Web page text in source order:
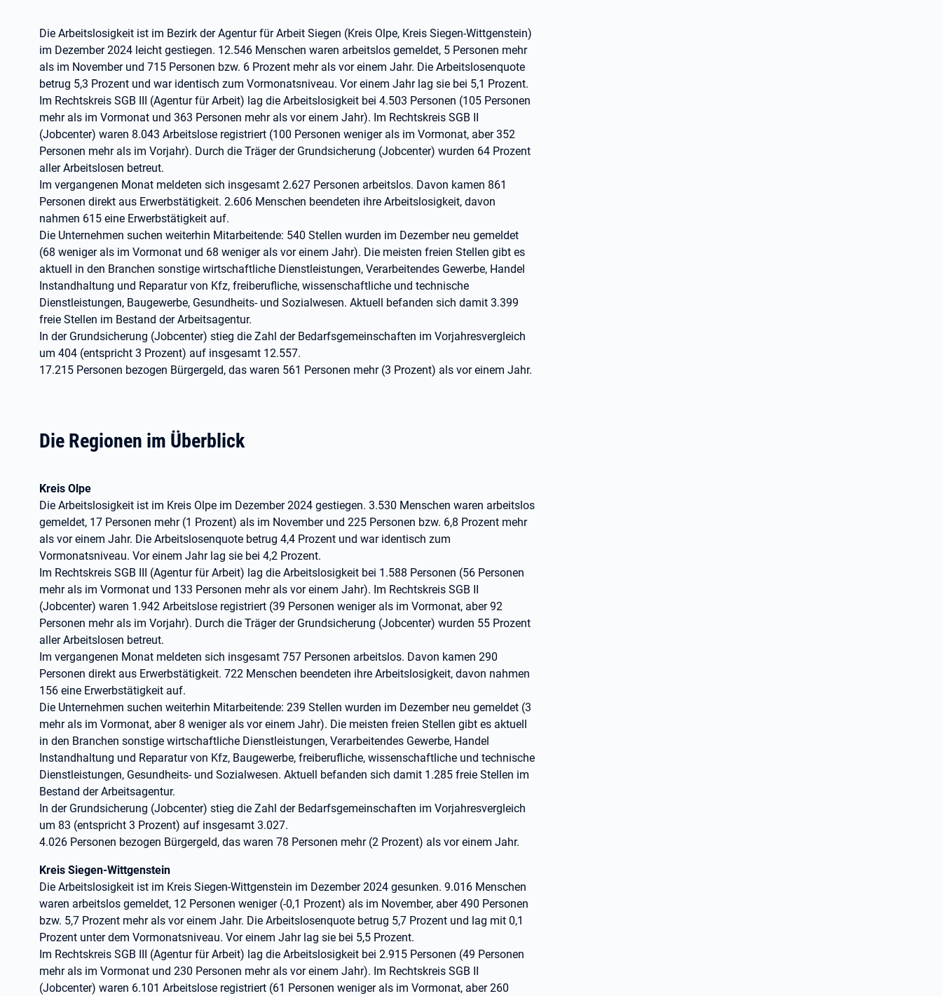
Die Arbeitslosigkeit ist im Bezirk der Agentur für Arbeit Siegen (Kreis Olpe, Kreis Siegen-Wittgenstein)
im Dezember 2024 leicht gestiegen. 12.546 Menschen waren arbeitslos gemeldet, 5 Personen mehr
als im November und 715 Personen bzw. 6 Prozent mehr als vor einem Jahr. Die Arbeitslosenquote
betrug 5,3 Prozent und war identisch zum Vormonatsniveau. Vor einem Jahr lag sie bei 5,1 Prozent.
Im Rechtskreis SGB III (Agentur für Arbeit) lag die Arbeitslosigkeit bei 4.503 Personen (105 Personen
mehr als im Vormonat und 363 Personen mehr als vor einem Jahr). Im Rechtskreis SGB II
(Jobcenter) waren 8.043 Arbeitslose registriert (100 Personen weniger als im Vormonat, aber 352
Personen mehr als im Vorjahr). Durch die Träger der Grundsicherung (Jobcenter) wurden 64 Prozent
aller Arbeitslosen betreut.
Im vergangenen Monat meldeten sich insgesamt 2.627 Personen arbeitslos. Davon kamen 861
Personen direkt aus Erwerbstätigkeit. 2.606 Menschen beendeten ihre Arbeitslosigkeit, davon
nahmen 615 eine Erwerbstätigkeit auf.
Die Unternehmen suchen weiterhin Mitarbeitende: 540 Stellen wurden im Dezember neu gemeldet
(68 weniger als im Vormonat und 68 weniger als vor einem Jahr). Die meisten freien Stellen gibt es
aktuell in den Branchen sonstige wirtschaftliche Dienstleistungen, Verarbeitendes Gewerbe, Handel
Instandhaltung und Reparatur von Kfz, freiberufliche, wissenschaftliche und technische
Dienstleistungen, Baugewerbe, Gesundheits- und Sozialwesen. Aktuell befanden sich damit 3.399
freie Stellen im Bestand der Arbeitsagentur.
In der Grundsicherung (Jobcenter) stieg die Zahl der Bedarfsgemeinschaften im Vorjahresvergleich
um 404 (entspricht 3 Prozent) auf insgesamt 12.557.
17.215 Personen bezogen Bürgergeld, das waren 561 Personen mehr (3 Prozent) als vor einem Jahr.
Die Regionen im Überblick
Kreis Olpe
Die Arbeitslosigkeit ist im Kreis Olpe im Dezember 2024 gestiegen. 3.530 Menschen waren arbeitslos
gemeldet, 17 Personen mehr (1 Prozent) als im November und 225 Personen bzw. 6,8 Prozent mehr
als vor einem Jahr. Die Arbeitslosenquote betrug 4,4 Prozent und war identisch zum
Vormonatsniveau. Vor einem Jahr lag sie bei 4,2 Prozent.
Im Rechtskreis SGB III (Agentur für Arbeit) lag die Arbeitslosigkeit bei 1.588 Personen (56 Personen
mehr als im Vormonat und 133 Personen mehr als vor einem Jahr). Im Rechtskreis SGB II
(Jobcenter) waren 1.942 Arbeitslose registriert (39 Personen weniger als im Vormonat, aber 92
Personen mehr als im Vorjahr). Durch die Träger der Grundsicherung (Jobcenter) wurden 55 Prozent
aller Arbeitslosen betreut.
Im vergangenen Monat meldeten sich insgesamt 757 Personen arbeitslos. Davon kamen 290
Personen direkt aus Erwerbstätigkeit. 722 Menschen beendeten ihre Arbeitslosigkeit, davon nahmen
156 eine Erwerbstätigkeit auf.
Die Unternehmen suchen weiterhin Mitarbeitende: 239 Stellen wurden im Dezember neu gemeldet (3
mehr als im Vormonat, aber 8 weniger als vor einem Jahr). Die meisten freien Stellen gibt es aktuell
in den Branchen sonstige wirtschaftliche Dienstleistungen, Verarbeitendes Gewerbe, Handel
Instandhaltung und Reparatur von Kfz, Baugewerbe, freiberufliche, wissenschaftliche und technische
Dienstleistungen, Gesundheits- und Sozialwesen. Aktuell befanden sich damit 1.285 freie Stellen im
Bestand der Arbeitsagentur.
In der Grundsicherung (Jobcenter) stieg die Zahl der Bedarfsgemeinschaften im Vorjahresvergleich
um 83 (entspricht 3 Prozent) auf insgesamt 3.027.
4.026 Personen bezogen Bürgergeld, das waren 78 Personen mehr (2 Prozent) als vor einem Jahr.
Kreis Siegen-Wittgenstein
Die Arbeitslosigkeit ist im Kreis Siegen-Wittgenstein im Dezember 2024 gesunken. 9.016 Menschen
waren arbeitslos gemeldet, 12 Personen weniger (-0,1 Prozent) als im November, aber 490 Personen
bzw. 5,7 Prozent mehr als vor einem Jahr. Die Arbeitslosenquote betrug 5,7 Prozent und lag mit 0,1
Prozent unter dem Vormonatsniveau. Vor einem Jahr lag sie bei 5,5 Prozent.
Im Rechtskreis SGB III (Agentur für Arbeit) lag die Arbeitslosigkeit bei 2.915 Personen (49 Personen
mehr als im Vormonat und 230 Personen mehr als vor einem Jahr). Im Rechtskreis SGB II
(Jobcenter) waren 6.101 Arbeitslose registriert (61 Personen weniger als im Vormonat, aber 260